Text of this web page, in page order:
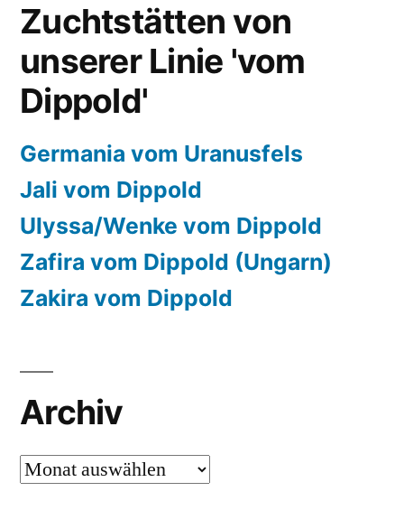
Zuchtstätten von
unserer Linie 'vom
Dippold'
Germania vom Uranusfels
Jali vom Dippold
Ulyssa/Wenke vom Dippold
Zafira vom Dippold (Ungarn)
Zakira vom Dippold
Archiv
Archiv